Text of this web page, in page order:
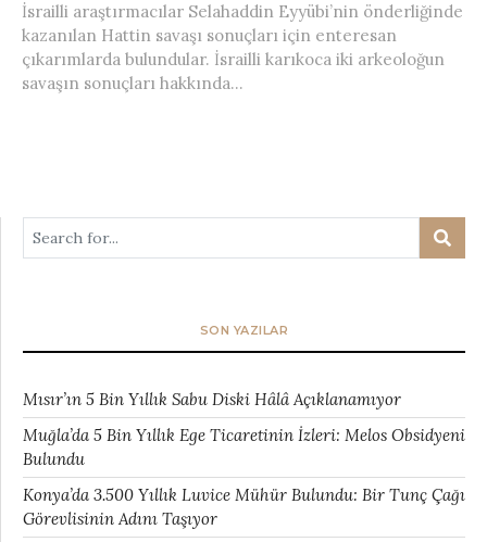
İsrailli araştırmacılar Selahaddin Eyyübi’nin önderliğinde
kazanılan Hattin savaşı sonuçları için enteresan
çıkarımlarda bulundular. İsrailli karıkoca iki arkeoloğun
savaşın sonuçları hakkında...
SON YAZILAR
Mısır’ın 5 Bin Yıllık Sabu Diski Hâlâ Açıklanamıyor
Muğla’da 5 Bin Yıllık Ege Ticaretinin İzleri: Melos Obsidyeni
Bulundu
Konya’da 3.500 Yıllık Luvice Mühür Bulundu: Bir Tunç Çağı
Görevlisinin Adını Taşıyor